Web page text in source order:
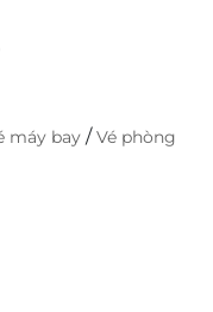
máy bay /Vé phòng